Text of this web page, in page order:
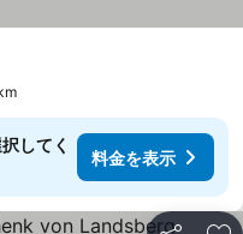
してく
料金を表示